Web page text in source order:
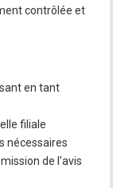
contrôlée et
en tant
filiale
nécessaires
de l'avis